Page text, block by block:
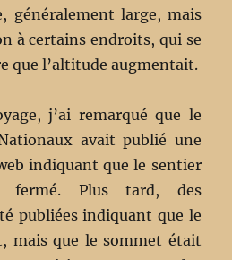
généralement large, mais
à certains endroits, qui se
que l’altitude augmentait.
j’ai remarqué que le
avait publié une
indiquant que le sentier
fermé. Plus tard, des
publiées indiquant que le
mais que le sommet était